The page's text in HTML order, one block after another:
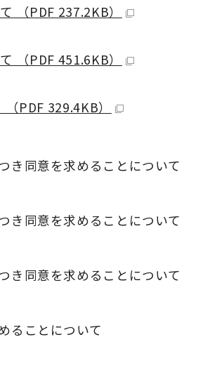
（PDF 237.2KB）
（PDF 451.6KB）
PDF 329.4KB）
同意を求めることについて
同意を求めることについて
同意を求めることについて
ることについて